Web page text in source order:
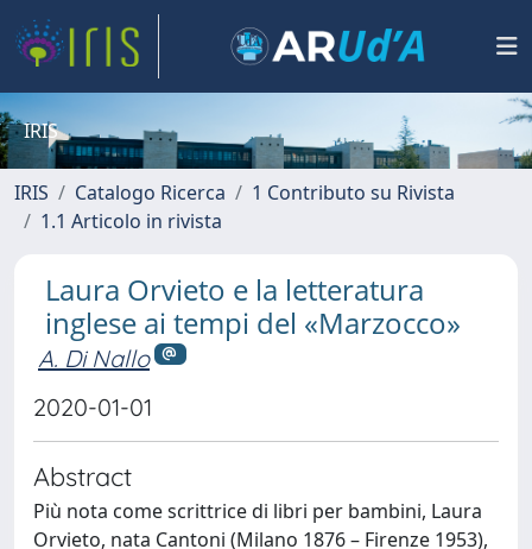
IRIS
IRIS Catalogo Ricerca
1 Contributo su Rivista
1.1 Articolo in rivista
Laura Orvieto e la letteratura
inglese ai tempi del «Marzocco»
A. Di Nallo
2020-01-01
Abstract
Più nota come scrittrice di libri per bambini, Laura
Orvieto, nata Cantoni (Milano 1876 – Firenze 1953),